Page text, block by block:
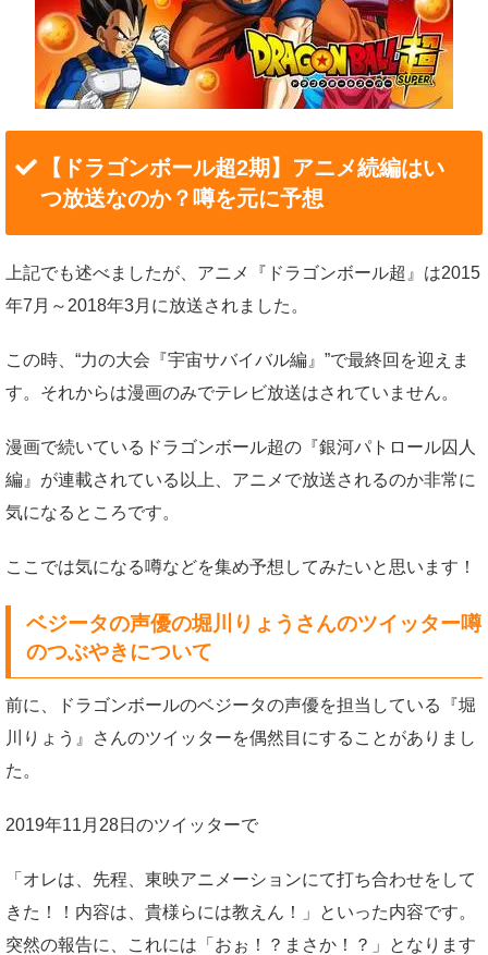
【ドラゴンボール超2期】アニメ続編はい
つ放送なのか？噂を元に予想
上記でも述べましたが、アニメ『ドラゴンボール超』は2015
年7月～2018年3月に放送されました。
この時、“力の大会『宇宙サバイバル編』”で最終回を迎えま
す。それからは漫画のみでテレビ放送はされていません。
漫画で続いているドラゴンボール超の『銀河パトロール囚人
編』が連載されている以上、アニメで放送されるのか非常に
気になるところです。
ここでは気になる噂などを集め予想してみたいと思います！
ベジータの声優の堀川りょうさんのツイッター噂
のつぶやきについて
前に、ドラゴンボールのベジータの声優を担当している『堀
川りょう』さんのツイッターを偶然目にすることがありまし
た。
2019年11月28日のツイッターで
「オレは、先程、東映アニメーションにて打ち合わせをして
きた！！内容は、貴様らには教えん！」といった内容です。
突然の報告に、これには「おぉ！？まさか！？」となります